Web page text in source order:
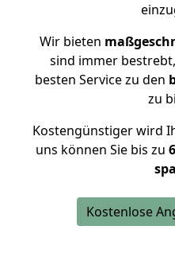
Wir bieten
sind immer
besten Service zu den
zu
Kostengünstiger wird
uns können Sie bis zu
Kostenlose